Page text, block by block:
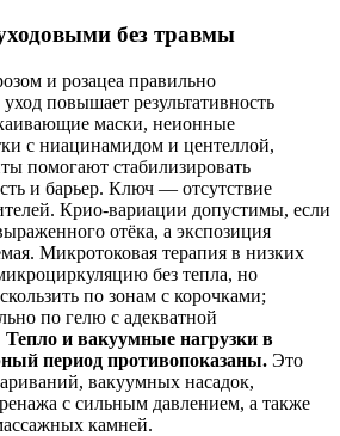
без травмы
и розацеа правильно
повышает результативность
маски, неионные
с ниацинамидом и центеллой,
помогают стабилизировать
и барьер. Ключ — отсутствие
Крио-вариации допустимы, если
отёка, а экспозиция
Микротоковая терапия в низких
без тепла, но
по зонам с корочками;
по гелю с адекватной
Тепло и вакуумные нагрузки в
период противопоказаны. Это
вакуумных насадок,
с сильным давлением, а также
камней.